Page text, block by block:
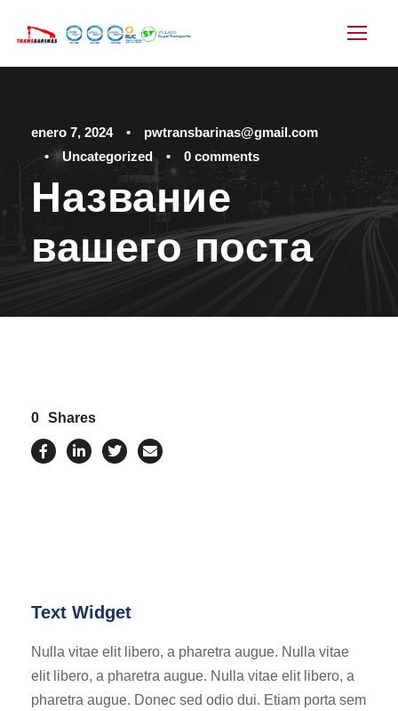
enero 7, 2024 •
pwtransbarinas@gmail.com
•
Uncategorized • 0 comments
Название
вашего поста
0 Shares
Text Widget
Nulla vitae elit libero, a pharetra augue. Nulla vitae
elit libero, a pharetra augue. Nulla vitae elit libero, a
pharetra augue. Donec sed odio dui. Etiam porta sem